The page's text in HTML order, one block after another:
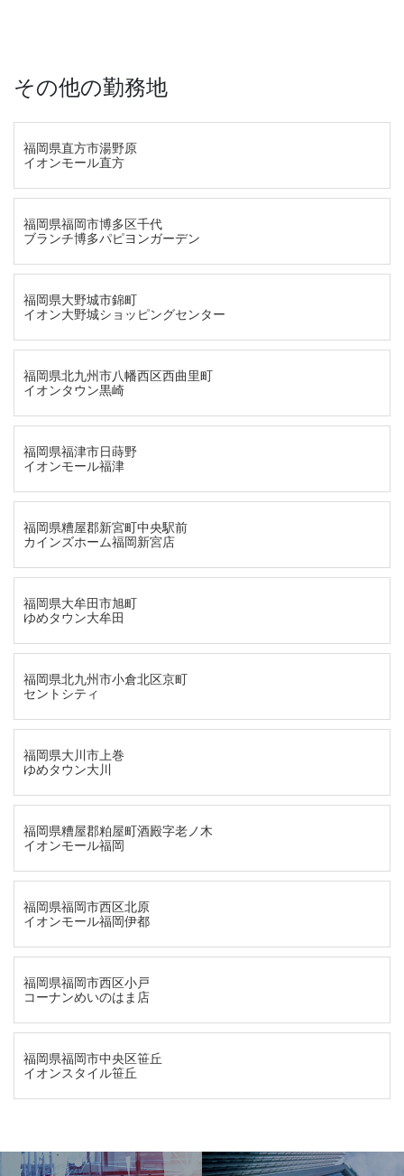
その他の勤務地
福岡県直方市湯野原
イオンモール直方
福岡県福岡市博多区千代
ブランチ博多パピヨンガーデン
福岡県大野城市錦町
イオン大野城ショッピングセンター
福岡県北九州市八幡西区西曲里町
イオンタウン黒崎
福岡県福津市日蒔野
イオンモール福津
福岡県糟屋郡新宮町中央駅前
カインズホーム福岡新宮店
福岡県大牟田市旭町
ゆめタウン大牟田
福岡県北九州市小倉北区京町
セントシティ
福岡県大川市上巻
ゆめタウン大川
福岡県糟屋郡粕屋町酒殿字老ノ木
イオンモール福岡
福岡県福岡市西区北原
イオンモール福岡伊都
福岡県福岡市西区小戸
コーナンめいのはま店
福岡県福岡市中央区笹丘
イオンスタイル笹丘